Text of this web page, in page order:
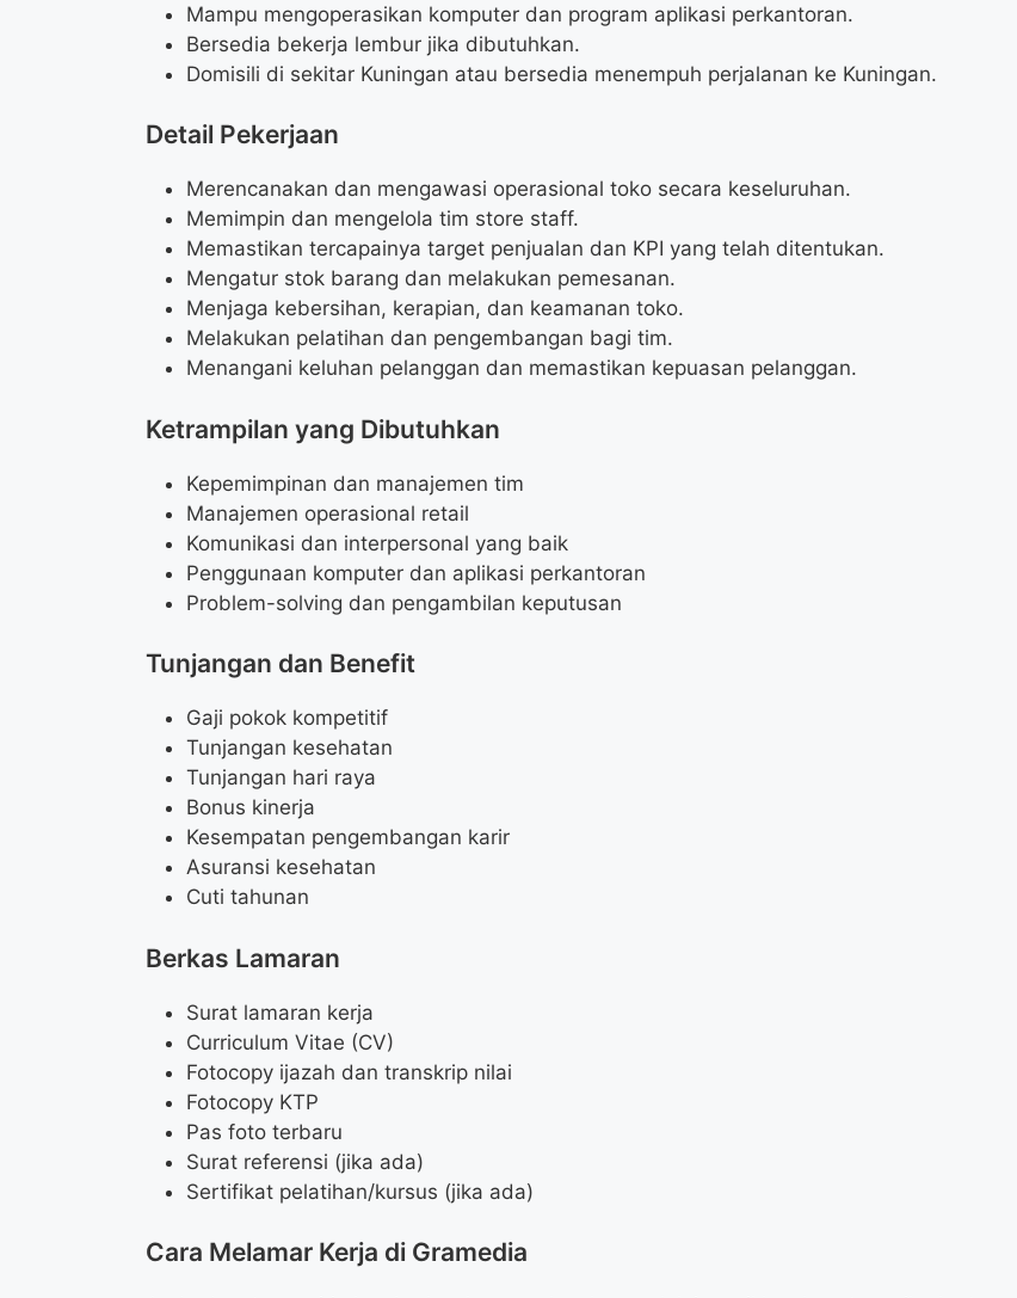
Mampu mengoperasikan komputer dan program aplikasi perkantoran.
Bersedia bekerja lembur jika dibutuhkan.
Domisili di sekitar Kuningan atau bersedia menempuh perjalanan ke Kuningan.
Detail Pekerjaan
Merencanakan dan mengawasi operasional toko secara keseluruhan.
Memimpin dan mengelola tim store staff.
Memastikan tercapainya target penjualan dan KPI yang telah ditentukan.
Mengatur stok barang dan melakukan pemesanan.
Menjaga kebersihan, kerapian, dan keamanan toko.
Melakukan pelatihan dan pengembangan bagi tim.
Menangani keluhan pelanggan dan memastikan kepuasan pelanggan.
Ketrampilan yang Dibutuhkan
Kepemimpinan dan manajemen tim
Manajemen operasional retail
Komunikasi dan interpersonal yang baik
Penggunaan komputer dan aplikasi perkantoran
Problem-solving dan pengambilan keputusan
Tunjangan dan Benefit
Gaji pokok kompetitif
Tunjangan kesehatan
Tunjangan hari raya
Bonus kinerja
Kesempatan pengembangan karir
Asuransi kesehatan
Cuti tahunan
Berkas Lamaran
Surat lamaran kerja
Curriculum Vitae (CV)
Fotocopy ijazah dan transkrip nilai
Fotocopy KTP
Pas foto terbaru
Surat referensi (jika ada)
Sertifikat pelatihan/kursus (jika ada)
Cara Melamar Kerja di Gramedia